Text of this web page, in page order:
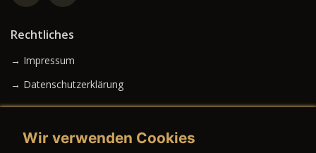
Rechtliches
→ Impressum
→ Datenschutzerklärung
Wir verwenden Cookies